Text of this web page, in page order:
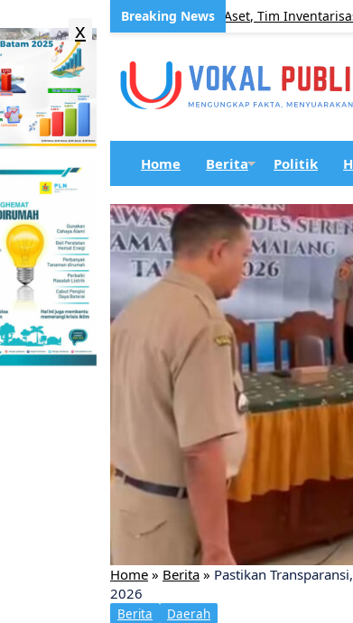
Tertibkan Pengelolaan Aset, Tim Inventarisasi BMN
Home Berita Politik
Home » Berita » Pastikan
2026
Berita Daerah
x